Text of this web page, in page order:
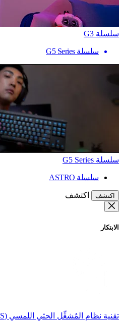
سلسلة G3
سلسلة G5 Series
سلسلة G5 Series
سلسلة ASTRO
اكتشف اكتشف
الابتكار
تقنية نظام المُشغِّل الحثي اللمسي (HITS)